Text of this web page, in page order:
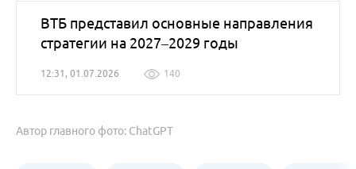
ВТБ представил основные направления
стратегии на 2027–2029 годы
12:31, 01.07.2026 140
Автор главного фото: ChatGPT